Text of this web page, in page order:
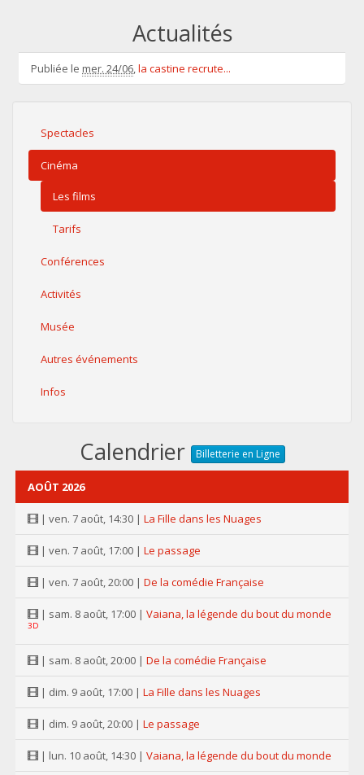
Actualités
Publiée le mer. 24/06,la castine recrute...
Spectacles
Cinéma
Les films
Tarifs
Conférences
Activités
Musée
Autres événements
Infos
Calendrier Billetterie en Ligne
AOÛT 2026
| ven. 7 août, 14:30 | La Fille dans les Nuages
| ven. 7 août, 17:00 | Le passage
| ven. 7 août, 20:00 | De la comédie Française
| sam. 8 août, 17:00 | Vaiana, la légende du bout du monde
3D
| sam. 8 août, 20:00 | De la comédie Française
| dim. 9 août, 17:00 | La Fille dans les Nuages
| dim. 9 août, 20:00 | Le passage
| lun. 10 août, 14:30 | Vaiana, la légende du bout du monde